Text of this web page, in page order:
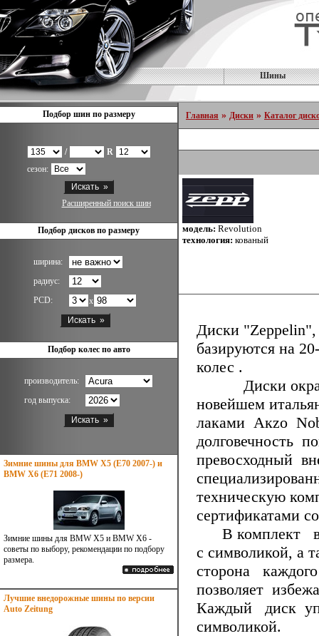
Шины
Подбор шин по размеру
/
R
сезон:
Расширенный поиск шин
Подбор дисков по размеру
ширина:
радиус:
PCD:
x
Подбор колес по авто
производитель:
год выпуска:
Зимние шины для BMW X5 (E70 2007-) и
BMW X6 (E71 2008-)
Зимние шины для BMW X5 и BMW X6 -
советы по выбору, рекомендации по подбору
размера.
Лучшие внедорожные шины по версии
Auto Zeitung
Главная » Диски » Каталог
модель: Revolution
технология: кованый
Диски "Zeppelin",
базируются на
колес .
Диски
новейшем
лаками Aкzo
долговечность
превосходный
техническую
сертификатами
В комплект
с символикой, а
сторона
позволяет
Каждый диск
символикой.